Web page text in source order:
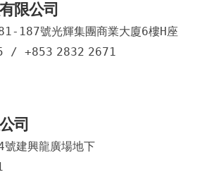
限公司
187號光輝集團商業大廈6樓H座
/ +853 2832 2671
司
建興龍廣場地下